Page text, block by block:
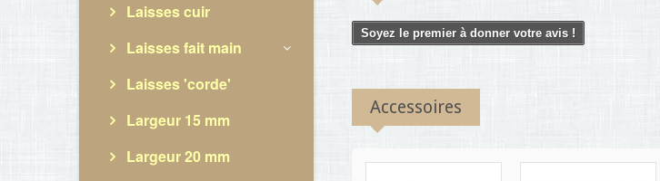
Laisses cuir
Laisses fait main
Laisses 'corde'
Largeur 15 mm
Largeur 20 mm
Soyez le premier à donner votre avis !
Accessoires